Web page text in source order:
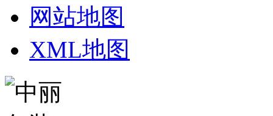
网站地图
XML地图